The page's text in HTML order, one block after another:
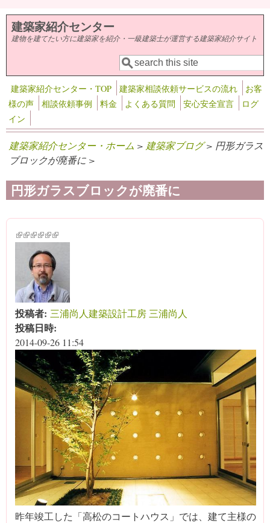
メインコンテンツに移動
建築家紹介センター
建物を建てたい方に建築家を紹介・一級建築士が運営する建築家紹介サイト
検索フォーム
検索
建築家紹介センター・TOP 建築家相談依頼サービスの流れ
お客
様の声
相談依頼事例 料金 よくある質問 安心安全宣言
ログ
イン
建築家紹介センター・ホーム > 建築家ブログ> 円形ガラス
ブロックが廃番に >
円形ガラスブロックが廃番に
(link is external)
(link is external)
(link is external)
(link is external)
(link is external)
(link is external)
投稿者: 三浦尚人建築設計工房 三浦尚人
投稿日時:
2014-09-26 11:54
昨年竣工した「高松のコートハウス」では、建て主様の